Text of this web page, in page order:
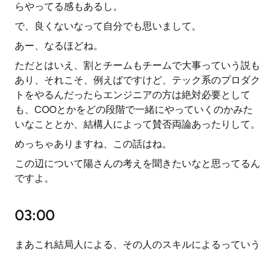
らやってる感もあるし。
で、良くないなって自分でも思いまして。
あー、なるほどね。
ただとはいえ、割とチームもチームで大事っていう説も
あり、それこそ、例えばですけど、テック系のプロダク
トをやるんだったらエンジニアの方は絶対必要として
も、COOとかをどの段階で一緒にやっていくのかみた
いなこととか、結構人によって賛否両論あったりして。
めっちゃありますね、この話はね。
この辺について陽さんの考えを聞きたいなと思ってるん
ですよ。
03:00
まあこれ結局人による、その人のスキルによるっていう